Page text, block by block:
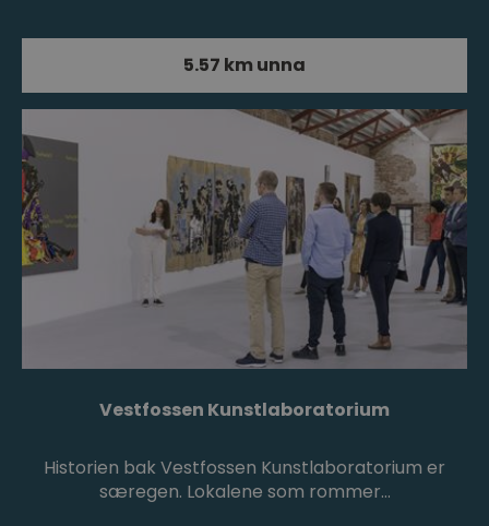
5.57 km unna
Vestfossen Kunstlaboratorium
Historien bak Vestfossen Kunstlaboratorium er
særegen. Lokalene som rommer…